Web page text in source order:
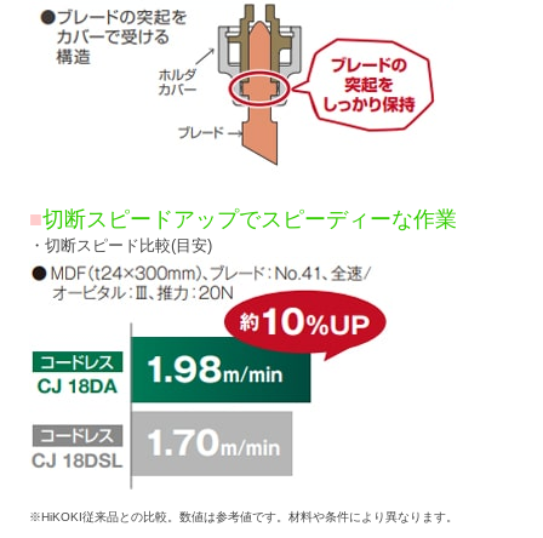
■切断スピードアップでスピーディーな作業
・切断スピード比較(目安)
※HiKOKI従来品との比較。数値は参考値です。材料や条件により異なります。